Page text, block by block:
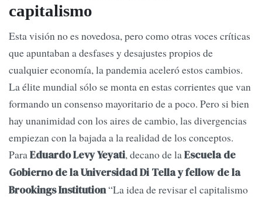
capitalismo
Esta visión no es novedosa, pero como otras voces críticas
que apuntaban a desfases y desajustes propios de
cualquier economía, la pandemia aceleró estos cambios.
La élite mundial sólo se monta en estas corrientes que van
formando un consenso mayoritario de a poco. Pero si bien
hay unanimidad con los aires de cambio, las divergencias
empiezan con la bajada a la realidad de los conceptos.
ParaEduardo Levy Yeyati, decano de laEscuela de
Gobierno de la Universidad Di Tella y fellow de la
Brookings Institution“La idea de revisar el capitalismo